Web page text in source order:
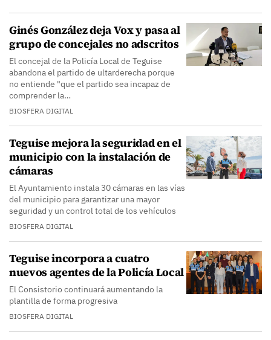
Ginés González deja Vox y pasa al
grupo de concejales no adscritos
El concejal de la Policía Local de Teguise
abandona el partido de ultarderecha porque
no entiende "que el partido sea incapaz de
comprender la…
BIOSFERA DIGITAL
Teguise mejora la seguridad en el
municipio con la instalación de
cámaras
El Ayuntamiento instala 30 cámaras en las vías
del municipio para garantizar una mayor
seguridad y un control total de los vehículos
BIOSFERA DIGITAL
Teguise incorpora a cuatro
nuevos agentes de la Policía Local
El Consistorio continuará aumentando la
plantilla de forma progresiva
BIOSFERA DIGITAL